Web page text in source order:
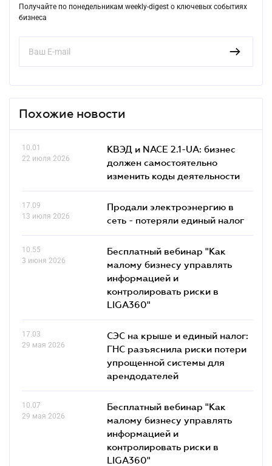
Получайте по понедельникам weekly-digest о ключевых событиях
бизнеса
Похожие новости
10.01
22 июля 2026
КВЭД и NACE 2.1-UA: бизнес
должен самостоятельно
изменить коды деятельности
17.09
13 июля 2026
Продали электроэнергию в
сеть - потеряли единый налог
10.55
3 июня 2026
Бесплатный вебинар "Как
малому бизнесу управлять
информацией и
контролировать риски в
LIGA360"
17.03
29 мая 2026
СЭС на крыше и единый налог:
ГНС разъяснила риски потери
упрощенной системы для
арендодателей
10.07
29 мая 2026
Бесплатный вебинар "Как
малому бизнесу управлять
информацией и
контролировать риски в
LIGA360"